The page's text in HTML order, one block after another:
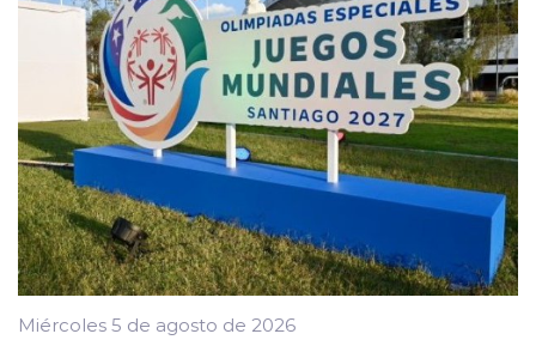
Miércoles 5 de agosto de 2026